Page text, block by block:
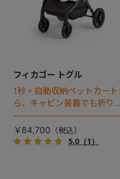
フィカゴー トグル
1秒・自動収納ペットカート
ら、キャビン装着でも折りた
ためるモデルが登場！
￥84,700
5.0（1）